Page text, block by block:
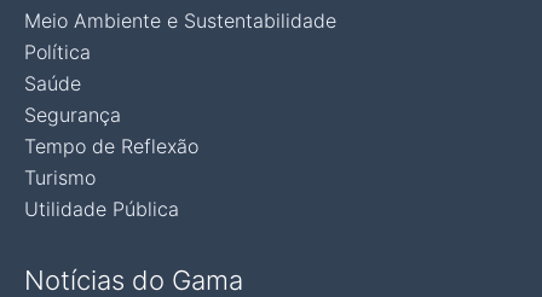
Meio Ambiente e Sustentabilidade
Política
Saúde
Segurança
Tempo de Reflexão
Turismo
Utilidade Pública
Notícias do Gama